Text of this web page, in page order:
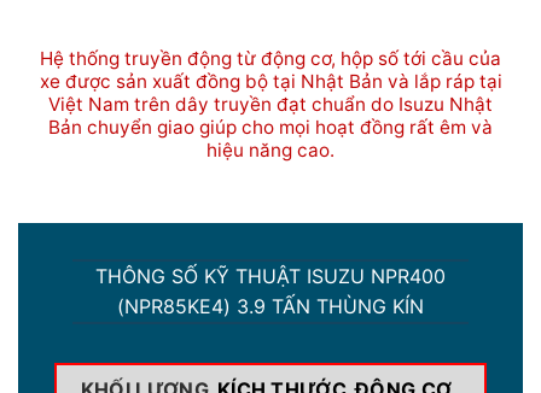
Hệ thống truyền động từ động cơ, hộp số tới cầu của
xe được sản xuất đồng bộ tại Nhật Bản và lắp ráp tại
Việt Nam trên dây truyền đạt chuẩn do Isuzu Nhật
Bản chuyển giao giúp cho mọi hoạt đồng rất êm và
hiệu năng cao.
THÔNG SỐ KỸ THUẬT ISUZU NPR400
(NPR85KE4) 3.9 TẤN THÙNG KÍN